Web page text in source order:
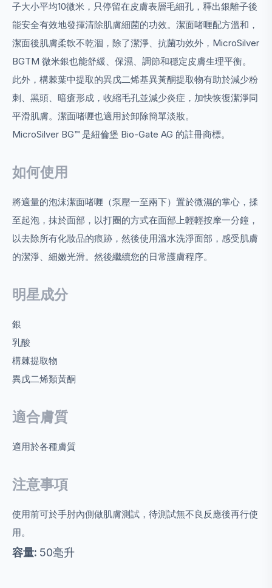
子大小平均10微米，只停留在皮膚表層毛細孔，釋出銀離子後
能安全有效地發揮清除肌膚細菌的功效。潔面啫喱配方溫和，
潔面後肌膚柔軟不乾涸，除了潔淨、抗菌功效外，MicroSilver
BGTM 微米銀也能舒緩、保濕、調節和穩定皮膚生理平衡。
此外，構棘葉中提取的異戊二烯基異黃酮提取物有助於減少粉
刺、黑頭、暗瘡形成，收縮毛孔並減少炎症，加快恢復潔淨同
平滑肌膚。潔面啫喱也適用於卸除簡單淡妝。
MicroSilver BG™ 是紐倫堡 Bio-Gate AG 的註冊商標。
如何使用
將適量的泡沫潔面啫喱（泵壓一至兩下）置於微濕的掌心，揉
至起泡，抹於面部，以打圈的方式在面部上輕輕按摩一分鐘，
以去除所有化妝品的痕跡，然後使用溫水洗淨面部，感受肌膚
的潔淨、細嫩光滑。然後繼續您的日常護膚程序。
明星成分
銀
乳酸
構棘提取物
異戊二烯類黃酮
適合膚質
適用於各種膚質
注意事項
使用前可於手肘內側做肌膚測試，待測試無不良反應後再行使
用。
容量: 50毫升